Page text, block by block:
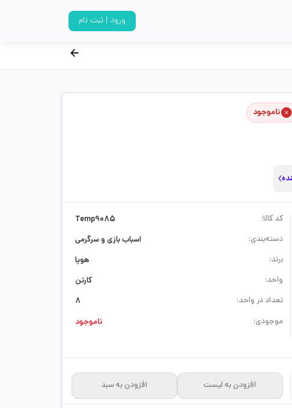
ورود | ثبت نام
ناموجود
کد کالا: Temp9085
دسته‌بندی: اسباب بازی و سرگرمی
برند: هوپا
واحد: کارتن
تعداد در واحد: 8
موجودی: ناموجود
افزودن به لیست افزودن به سبد